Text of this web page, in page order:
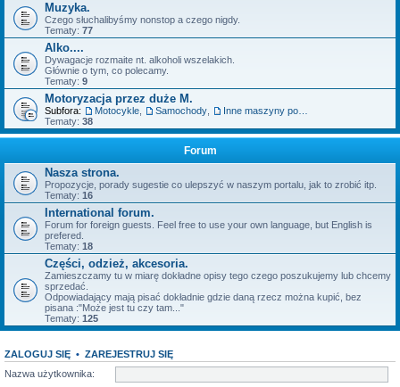
Muzyka.
Czego słuchalibyśmy nonstop a czego nigdy.
Tematy: 77
Alko....
Dywagacje rozmaite nt. alkoholi wszelakich.
Głównie o tym, co polecamy.
Tematy: 9
Motoryzacja przez duże M.
Subfora: Motocykle Samochody
Tematy: 38
Forum
Nasza strona.
Propozycje, porady sugestie co ulepszyć w naszym portalu, jak to zrobić itp.
Tematy: 16
International forum.
Forum for foreign guests. Feel free to use your own language, but English is
prefered.
Tematy: 18
Części, odzież, akcesoria.
Zamieszczamy tu w miarę dokładne opisy tego czego poszukujemy lub chcemy
sprzedać.
Odpowiadający mają pisać dokładnie gdzie daną rzecz można kupić, bez
pisana :"Może jest tu czy tam..."
Tematy: 125
ZALOGUJ SIĘ • ZAREJESTRUJ SIĘ
Nazwa użytkownika: